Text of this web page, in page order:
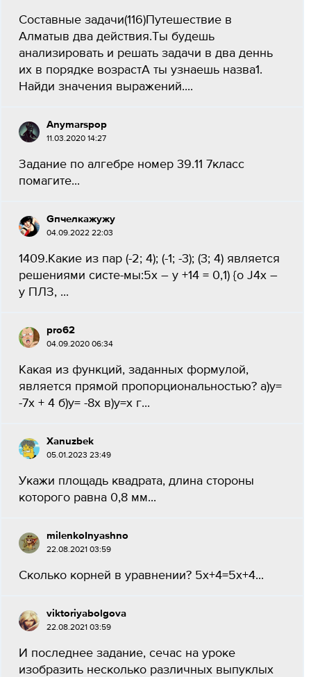
Составные задачи(116)Путешествие в
Алматыв два действия.Ты будешь
анализировать и решать задачи в два деннь
их в порядке возрастА ты узнаешь назва1.
Найди значения выражений....
Anymarspop
11.03.2020 14:27
Задание по алгебре номер 39.11 7класс
помагите...
Gпчелкажужу
04.09.2022 22:03
1409.Какие из пар (-2; 4); (-1; -3); (3; 4) является
решениями систе-мы:5х – у +14 = 0,1) {o J4х –
у ПЛЗ, ​...
pro62
04.09.2020 06:34
Какая из функций, заданных формулой,
является прямой пропорциональностью? а)y=
-7x + 4 б)y= -8x в)y=x г...
Xanuzbek
05.01.2023 23:49
Укажи площадь квадрата, длина стороны
которого равна 0,8 мм...
milenkoInyashno
22.08.2021 03:59
Сколько корней в уравнении? 5x+4=5x+4...
viktoriyabolgova
22.08.2021 03:59
И последнее задание, сечас на уроке
изобразить несколько различных выпуклых